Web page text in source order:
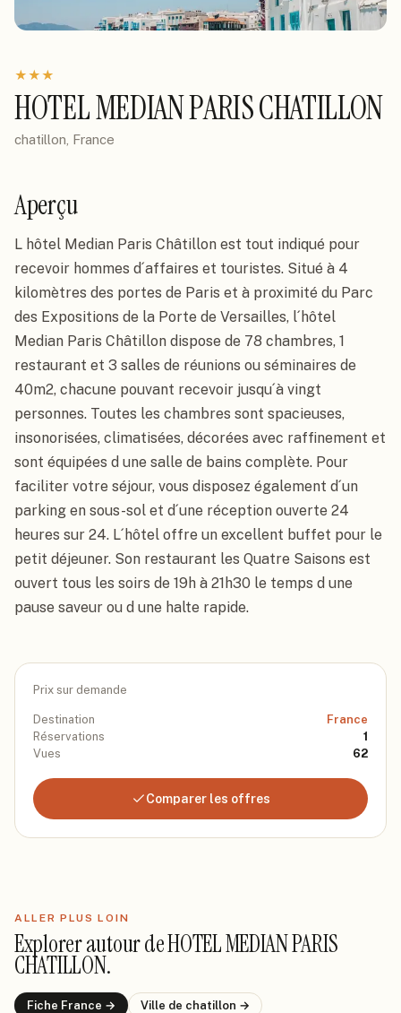
★★★
HOTEL MEDIAN PARIS CHATILLON
chatillon, France
Aperçu
L hôtel Median Paris Châtillon est tout indiqué pour
recevoir hommes d´affaires et touristes. Situé à 4
kilomètres des portes de Paris et à proximité du Parc
des Expositions de la Porte de Versailles, l´hôtel
Median Paris Châtillon dispose de 78 chambres, 1
restaurant et 3 salles de réunions ou séminaires de
40m2, chacune pouvant recevoir jusqu´à vingt
personnes. Toutes les chambres sont spacieuses,
insonorisées, climatisées, décorées avec raffinement et
sont équipées d une salle de bains complète. Pour
faciliter votre séjour, vous disposez également d´un
parking en sous-sol et d´une réception ouverte 24
heures sur 24. L´hôtel offre un excellent buffet pour le
petit déjeuner. Son restaurant les Quatre Saisons est
ouvert tous les soirs de 19h à 21h30 le temps d une
pause saveur ou d une halte rapide.
Prix sur demande
Destination
France
Réservations
1
Vues
62
Comparer les offres
ALLER PLUS LOIN
Explorer autour deHOTEL MEDIAN PARIS
CHATILLON.
Fiche France → Ville de chatillon →